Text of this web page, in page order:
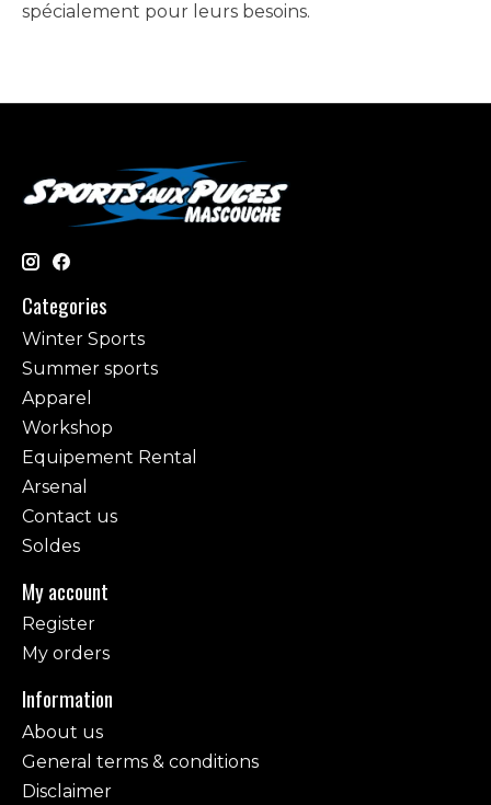
spécialement pour leurs besoins.
Categories
Winter Sports
Summer sports
Apparel
Workshop
Equipement Rental
Arsenal
Contact us
Soldes
My account
Register
My orders
Information
About us
General terms & conditions
Disclaimer